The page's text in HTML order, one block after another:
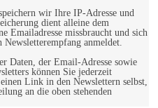
wir Ihre IP-Adresse und
dient alleine dem
Emailadresse missbraucht und sich
Newsletterempfang anmeldet.
Daten, der Email-Adresse sowie
können Sie jederzeit
Link in den Newslettern selbst,
an die oben stehenden